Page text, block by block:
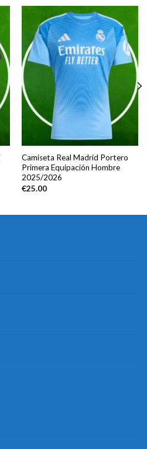
Camiseta Real Madrid Portero
Primera Equipación Hombre
2025/2026
€25.00